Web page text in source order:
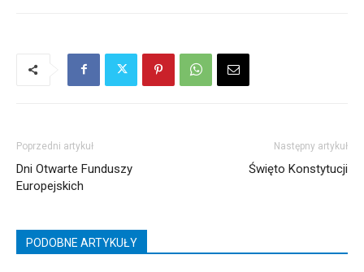
Poprzedni artykuł
Dni Otwarte Funduszy
Europejskich
Następny artykuł
Święto Konstytucji
PODOBNE ARTYKUŁY